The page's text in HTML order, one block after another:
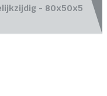
- 80x50x5